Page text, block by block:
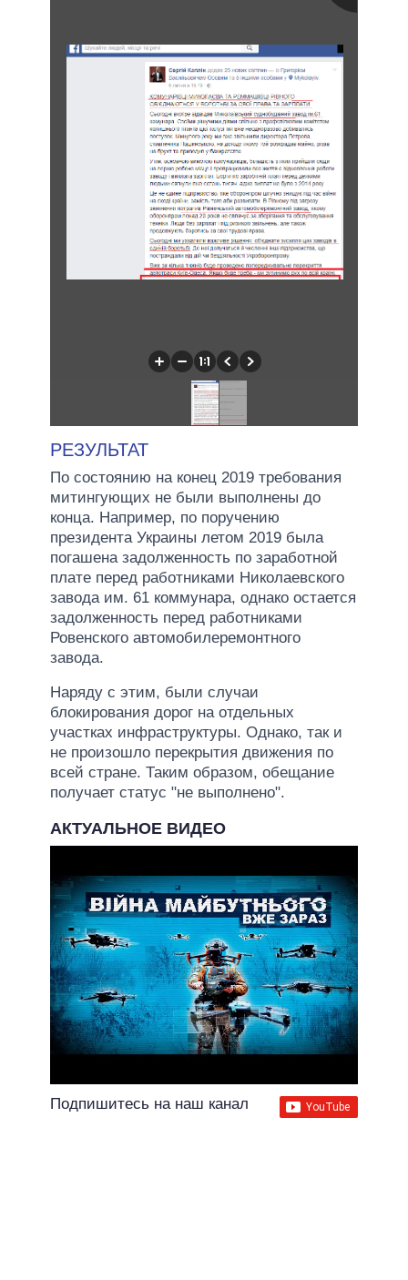
РЕЗУЛЬТАТ
По состоянию на конец 2019 требования
митингующих не были выполнены до
конца. Например, по поручению
президента Украины летом 2019 была
погашена задолженность по заработной
плате перед работниками Николаевского
завода им. 61 коммунара, однако остается
задолженность перед работниками
Ровенского автомобилеремонтного
завода.
Наряду с этим, были случаи
блокирования дорог на отдельных
участках инфраструктуры. Однако, так и
не произошло перекрытия движения по
всей стране. Таким образом, обещание
получает статус "не выполнено".
АКТУАЛЬНОЕ ВИДЕО
Подпишитесь на наш канал